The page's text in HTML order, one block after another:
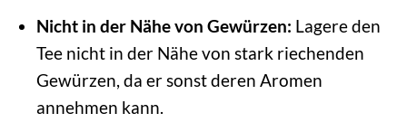
Nicht in der Nähe von Gewürzen: Lagere den
Tee nicht in der Nähe von stark riechenden
Gewürzen, da er sonst deren Aromen
annehmen kann.